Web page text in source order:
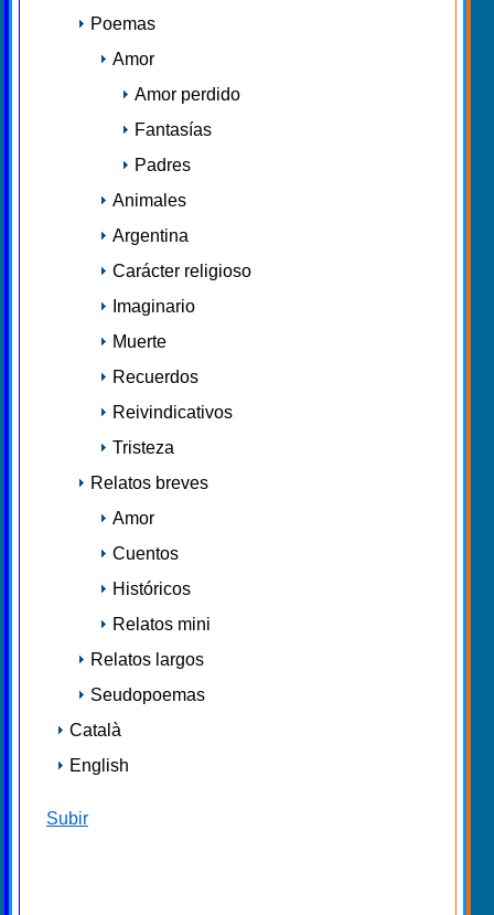
Poemas
Amor
Amor perdido
Fantasías
Padres
Animales
Argentina
Carácter religioso
Imaginario
Muerte
Recuerdos
Reivindicativos
Tristeza
Relatos breves
Amor
Cuentos
Históricos
Relatos mini
Relatos largos
Seudopoemas
Català
English
Subir